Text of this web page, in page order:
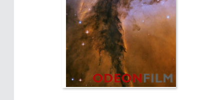
Mediathek
Impressum
Datenschutz